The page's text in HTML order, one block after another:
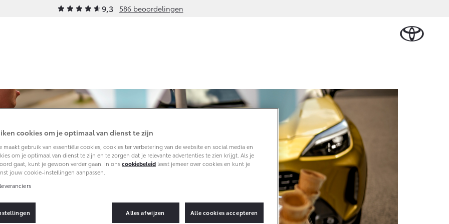
9,3 586 beoordelingen
Contact
en
(SIL)
Toyota Pechhulp
Toyota fabrieksgarantie
10 jaar Toyota garantie
10 jaar batterijgarantie
Onderdelen
Werkplaatsafspraak
Contact en route
cookies om je optimaal van dienst te zijn
maakt gebruik van essentiële cookies, cookies ter verbetering van de website en social media en
om je optimaal van dienst te zijn en te zorgen dat je relevante advertenties te zien krijgt. Als je
gaat, kunt je gewoon verder gaan. In onscookiebeleid leest jemeer over cookies en kunt je
jouw cookie-instellingen aanpassen.
Alles afwijzen Alle cookies accepteren